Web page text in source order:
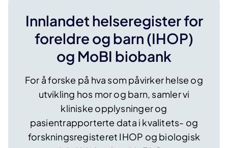
Innlandet helseregister for
foreldre og barn (IHOP)
og MoBI biobank
For å forske på hva som påvirker helse og
utvikling hos mor og barn, samler vi
kliniske opplysninger og
pasientrapporterte data i kvalitets- og
forskningsregisteret IHOP og biologisk